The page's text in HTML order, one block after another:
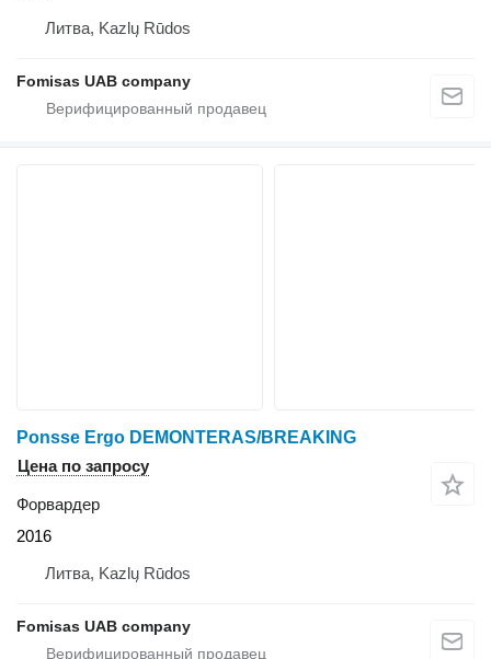
Литва, Kazlų Rūdos
Fomisas UAB company
Ponsse Ergo DEMONTERAS/BREAKING
Цена по запросу
Форвардер
2016
Литва, Kazlų Rūdos
Fomisas UAB company